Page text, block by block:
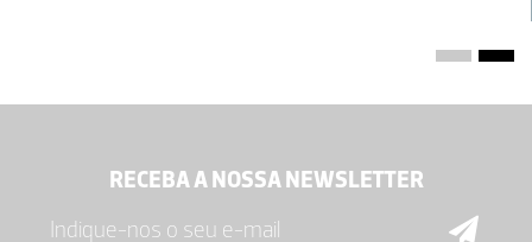
RECEBA A NOSSA NEWSLETTER